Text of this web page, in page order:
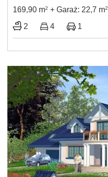
169,90 m2 + Garaż: 22,7 m2
2 4 1